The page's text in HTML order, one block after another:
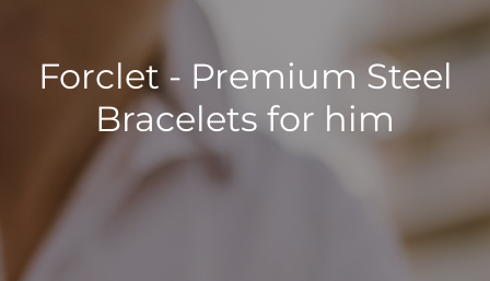
Forclet - Premium Steel
Bracelets for him